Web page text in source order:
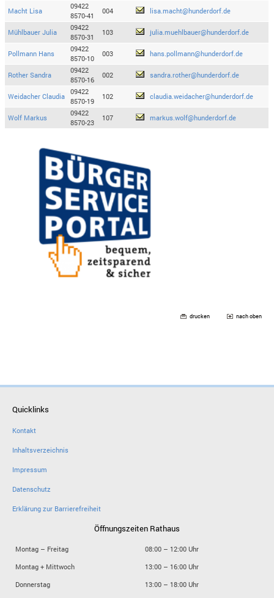
Macht Lisa
09422
8570-41
004 lisa.macht@hunderdorf.de
Mühlbauer Julia
09422
8570-31
103 julia.muehlbauer@hunderdorf.de
Pollmann Hans
09422
8570-10
003 hans.pollmann@hunderdorf.de
Rother Sandra
09422
8570-16
002 sandra.rother@hunderdorf.de
Weidacher Claudia
09422
8570-19
102 claudia.weidacher@hunderdorf.de
Wolf Markus
09422
8570-23
107 markus.wolf@hunderdorf.de
drucken nach oben
Quicklinks
Kontakt
Inhaltsverzeichnis
Impressum
Datenschutz
Erklärung zur Barrierefreiheit
Öffnungszeiten Rathaus
Montag – Freitag
08:00 – 12:00 Uhr
Montag + Mittwoch
13:00 – 16:00 Uhr
Donnerstag
13:00 – 18:00 Uhr